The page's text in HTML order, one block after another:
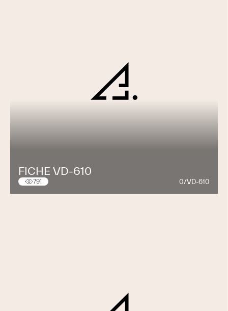
FICHE VD-610
791 0/VD-610